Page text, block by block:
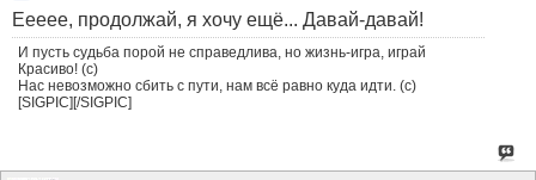
Еееее, продолжай, я хочу ещё... Давай-давай!
И пусть судьба порой не справедлива, но жизнь-игра, играй
Красиво! (с)
Нас невозможно сбить с пути, нам всё равно куда идти. (с)
[SIGPIC][/SIGPIC]